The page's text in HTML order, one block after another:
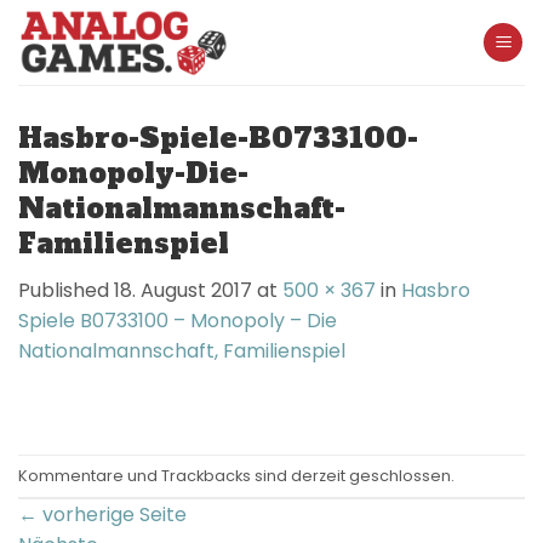
Skip
content
Hasbro-Spiele-B0733100-
Monopoly-Die-
Nationalmannschaft-
Familienspiel
Published18. August 2017 at 500 × 367 in Hasbro
Spiele B0733100 – Monopoly – Die
Nationalmannschaft, Familienspiel
Kommentare und Trackbacks sind derzeit geschlossen.
← vorherige Seite